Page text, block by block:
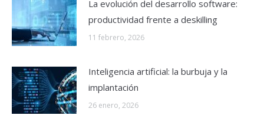
La evolución del desarrollo software:
productividad frente a deskilling
11 febrero, 2026
Inteligencia artificial: la burbuja y la
implantación
26 enero, 2026